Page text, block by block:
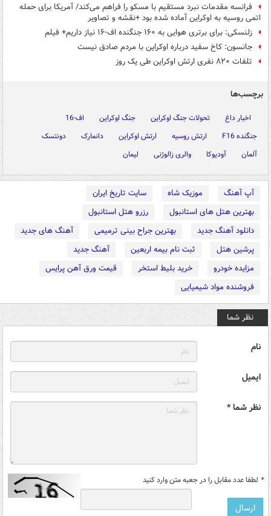
فرانسه مقدمات نبرد مستقیم با مسکو را فراهم می‌کند/ آمریکا برای حمله
اتمی روسیه به اوکراین آماده شده بود +نقشه و تصاویر
زلنسکی: برای برتری هوایی به ۱۶۰ جنگنده اف-۱۶ نیاز داریم+ فیلم
جانسون: کاخ سفید درباره اوکراین با مردم صادق نیست
تلفات ۸۲۰ نفری ارتش اوکراین طی یک روز
برچسب‌ها
اخبار داغ تحولات جنگ اوکراین جنگ اوکراین
اف-16
جنگنده F16
ارتش روسیه ارتش اوکراین دانمارک
دونتسک
آلمان
آودیوکا والری زالوژنی لیمان
آپ آهنگ موزیک شاه
سایت تاریخ ایران
بهترین هتل های استانبول
رزرو هتل استانبول
دانلود آهنگ جدید
بهترین جراح بینی ترمیمی
آهنگ های جدید
پرشین هتل
ثبت نام بیمه اربعین
آهنگ جدید
مزایده خودرو
خرید بلیط استخر
قیمت ورق آهن پرایس
فروشنده مواد شیمیایی
نظر شما
نام
ایمیل
نظر شما *
* لطفا عدد مقابل را در جعبه متن وارد کنید